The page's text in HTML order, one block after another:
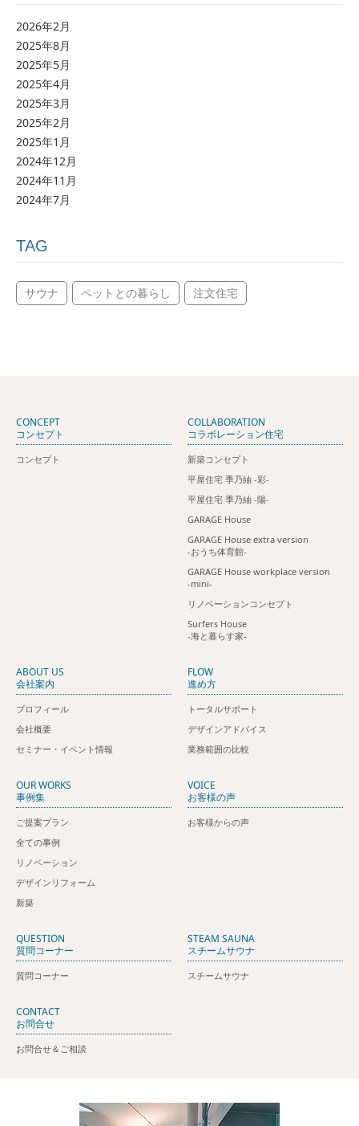
2026年2月
2025年8月
2025年5月
2025年4月
2025年3月
2025年2月
2025年1月
2024年12月
2024年11月
2024年7月
TAG
サウナ ペットとの暮らし 注文住宅
CONCEPT
コンセプト
コンセプト
COLLABORATION
コラボレーション住宅
新築コンセプト
平屋住宅 季乃紬 ‐彩‐
平屋住宅 季乃紬 ‐陽‐
GARAGE House
GARAGE House extra version
-おうち体育館-
GARAGE House workplace version
-mini-
リノベーションコンセプト
Surfers House
‐海と暮らす家‐
ABOUT US
会社案内
プロフィール
会社概要
セミナー・イベント情報
FLOW
進め方
トータルサポート
デザインアドバイス
業務範囲の比較
OUR WORKS
事例集
ご提案プラン
全ての事例
リノベーション
デザインリフォーム
新築
VOICE
お客様の声
お客様からの声
QUESTION
質問コーナー
質問コーナー
STEAM SAUNA
スチームサウナ
スチームサウナ
CONTACT
お問合せ
お問合せ＆ご相談